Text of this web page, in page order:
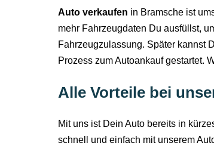
Auto verkaufen in Bramsche ist
mehr Fahrzeugdaten Du ausfüllst,
Fahrzeugzulassung. Später kannst
Prozess zum Autoankauf gestartet.
Alle Vorteile bei
Mit uns ist Dein Auto bereits in
schnell und einfach mit unserem